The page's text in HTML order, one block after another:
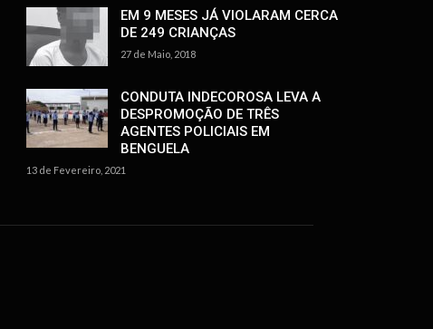
EM 9 MESES JÁ VIOLARAM CERCA
DE 249 CRIANÇAS
27 de Maio, 2018
CONDUTA INDECOROSA LEVA A
DESPROMOÇÃO DE TRÊS
AGENTES POLICIAIS EM
BENGUELA
13 de Fevereiro, 2021